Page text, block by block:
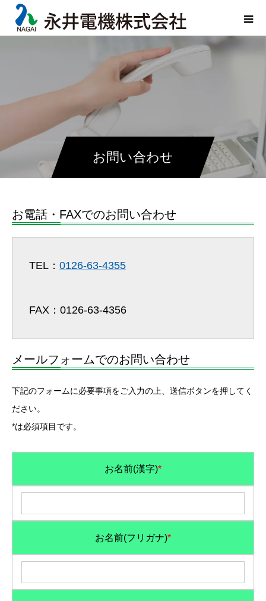
お問い合わせ
お電話・FAXでのお問い合わせ
TEL： 0126-63-4355
FAX：0126-63-4356
メールフォームでのお問い合わせ
下記のフォームに必要事項をご入力の上、送信ボタンを押してく
ださい。
*は必須項目です。
お名前(漢字)*
お名前(フリガナ)*